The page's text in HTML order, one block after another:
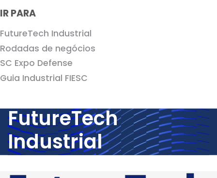
IR PARA
FutureTech Industrial
Rodadas de negócios
SC Expo Defense
Guia Industrial FIESC
FutureTech
Industrial